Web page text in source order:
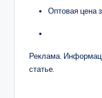
Оптовая цена
Реклама.
статье.